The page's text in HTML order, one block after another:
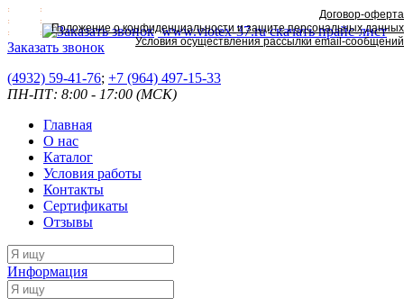
www.viotex-37.ruскачать прайс-лист
Заказать звонок
(4932) 59-41-76; +7 (964) 497-15-33
ПН-ПТ: 8:00 - 17:00 (МСК)
Главная
О нас
Каталог
Условия работы
Контакты
Сертификаты
Отзывы
Информация
Договор-оферта
Положение о конфиденциальности и защите персональных данных
Условия осуществления рассылки email-сообщений